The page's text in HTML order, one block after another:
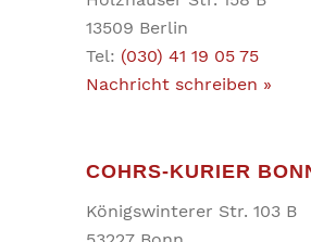
13509 Berlin
Tel: (030) 41 19 05 75
Nachricht schreiben »
COHRS-KURIER
Königswinterer Str. 103 B